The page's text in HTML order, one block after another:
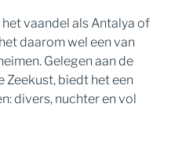
vaandel als Antalya of
daarom wel een van
Gelegen aan de
biedt het een
divers, nuchter en vol